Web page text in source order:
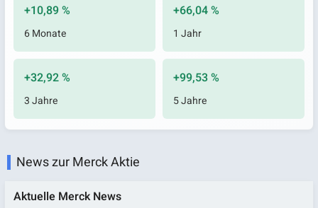
+10,89 %
6 Monate
+66,04 %
1 Jahr
+32,92 %
3 Jahre
+99,53 %
5 Jahre
News zur Merck Aktie
Aktuelle Merck News